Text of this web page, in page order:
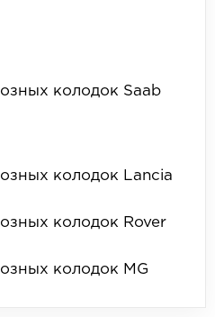
колодок Saab
колодок Lancia
колодок Rover
колодок MG